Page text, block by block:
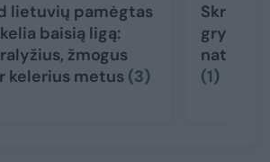
lietuvių pamėgtas
baisią ligą:
žmogus
kelerius metus (3)
grybus?
(1)